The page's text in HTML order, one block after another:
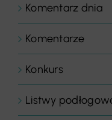
Komentarz dnia
Komentarze
Konkurs
Listwy